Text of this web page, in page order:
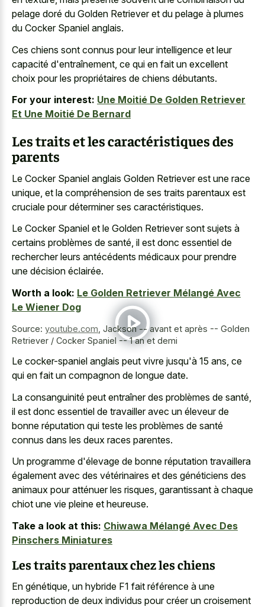
pelage doré du Golden Retriever et du pelage à plumes
du Cocker Spaniel anglais.
Ces chiens sont connus pour leur intelligence et leur
capacité d'entraînement, ce qui en fait un excellent
choix pour les propriétaires de chiens débutants.
For your interest: Une Moitié De Golden Retriever
Et Une Moitié De Bernard
Les traits et les caractéristiques des
parents
Le Cocker Spaniel anglais Golden Retriever est une race
unique, et la compréhension de ses traits parentaux est
cruciale pour déterminer ses caractéristiques.
Le Cocker Spaniel et le Golden Retriever sont sujets à
certains problèmes de santé, il est donc essentiel de
rechercher leurs antécédents médicaux pour prendre
une décision éclairée.
Worth a look: Le Golden Retriever Mélangé Avec
Le Wiener Dog
Source: youtube.com Jackson -- avant et après -- Golden
Retriever / Cocker Spaniel -- 1 an et demi
Le cocker-spaniel anglais peut vivre jusqu'à 15 ans, ce
qui en fait un compagnon de longue date.
La consanguinité peut entraîner des problèmes de santé,
il est donc essentiel de travailler avec un éleveur de
bonne réputation qui teste les problèmes de santé
connus dans les deux races parentes.
Un programme d'élevage de bonne réputation travaillera
également avec des vétérinaires et des généticiens des
animaux pour atténuer les risques, garantissant à chaque
chiot une vie pleine et heureuse.
Take a look at this: Chiwawa Mélangé Avec Des
Pinschers Miniatures
Les traits parentaux chez les chiens
En génétique, un hybride F1 fait référence à une
reproduction de deux individus pour créer un croisement